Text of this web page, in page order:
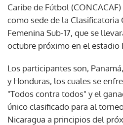
Caribe de Fútbol
como sede de la Clasificatoria
Femenina Sub-17, que se
octubre próximo en el estadio
Los participantes son,
y Honduras, los cuales se
"Todos contra todos" y el
único clasificado para al
Nicaragua a principios del